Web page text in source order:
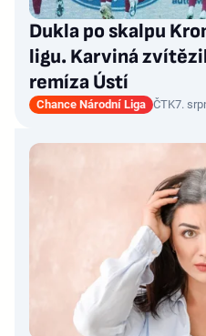
Dukla po skalpu
ligu. Karviná
remíza Ústí
Chance Národní Liga ČTK7.